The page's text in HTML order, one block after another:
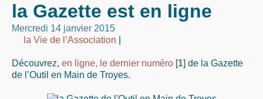
la Vie des Ateliers
les Evénements
les Réalisations
la Gazette est en ligne
Mercredi 14 janvier 2015
la Vie de l’Association
Découvrez, en ligne, le dernier numéro [1] de la Gazette
de l’Outil en Main de Troyes.